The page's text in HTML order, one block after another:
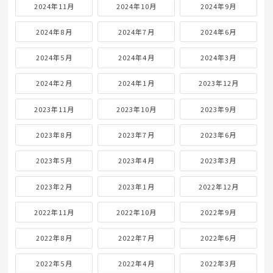
2024年11月 2024年10月 2024年9月
2024年8月 2024年7月 2024年6月
2024年5月 2024年4月 2024年3月
2024年2月 2024年1月 2023年12月
2023年11月 2023年10月 2023年9月
2023年8月 2023年7月 2023年6月
2023年5月 2023年4月 2023年3月
2023年2月 2023年1月 2022年12月
2022年11月 2022年10月 2022年9月
2022年8月 2022年7月 2022年6月
2022年5月 2022年4月 2022年3月